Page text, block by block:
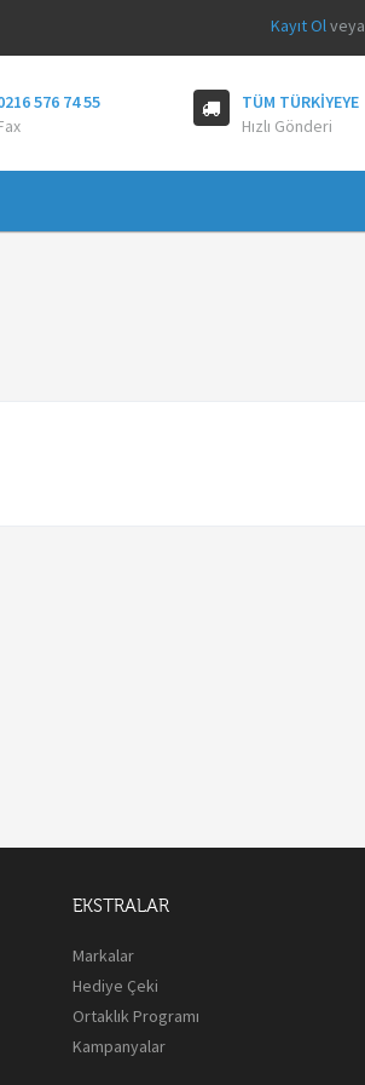
Kayıt Olveya
576 74 55
TÜM TÜRKIYEYE
Hızlı Gönderi
EKSTRALAR
Markalar
Hediye Çeki
Ortaklık Programı
Kampanyalar